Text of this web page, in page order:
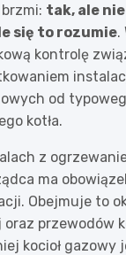
tak, ale
się to rozumie.
kontrolę
od
kotła.
z
ma
Obejmuje to
przewodów
kocioł gazowy